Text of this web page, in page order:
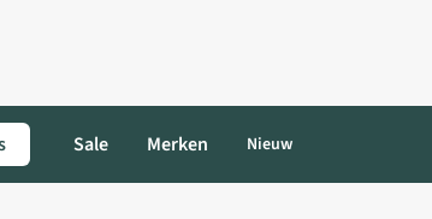
Sale Merken Nieuw